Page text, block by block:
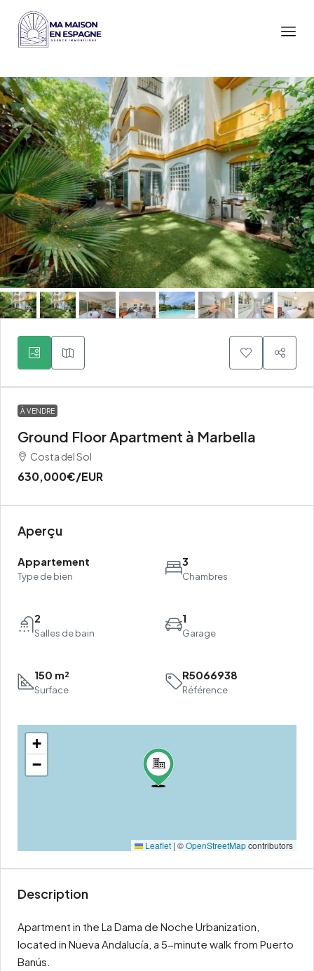
À VENDRE
Ground Floor Apartment à Marbella
Costa del Sol
630,000€/EUR
Aperçu
Appartement
Type de bien
3
Chambres
2
Salles de bain
1
Garage
150 m²
Surface
R5066938
Référence
+
−
Leaflet | ©OpenStreetMapcontributors
Description
Apartment in the La Dama de Noche Urbanization,
located in Nueva Andalucía, a 5-minute walk from Puerto
Banús.